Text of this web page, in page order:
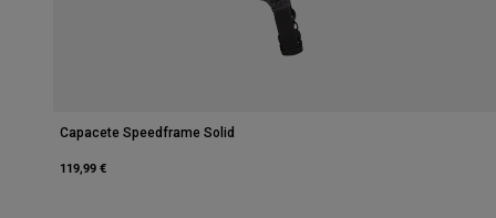
Capacete Speedframe Solid
119,99 €